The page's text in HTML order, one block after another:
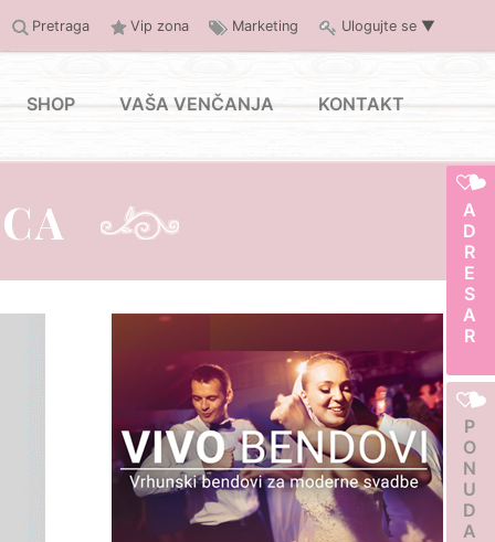
Pretraga Vip zona Marketing Ulogujte se ▼
SHOP VAŠA VENČANJA KONTAKT
ADRESAR
PONUDA